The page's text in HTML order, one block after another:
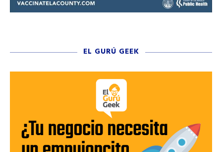
EL GURÚ GEEK